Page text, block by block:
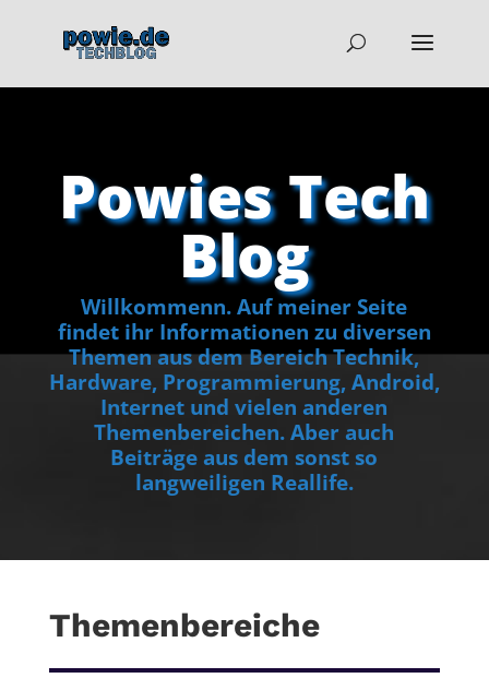
Powies Tech
Blog
Willkommenn. Auf meiner Seite
findet ihr Informationen zu diversen
Themen aus dem Bereich Technik,
Hardware, Programmierung, Android,
Internet und vielen anderen
Themenbereichen. Aber auch
Beiträge aus dem sonst so
langweiligen Reallife.
Themenbereiche